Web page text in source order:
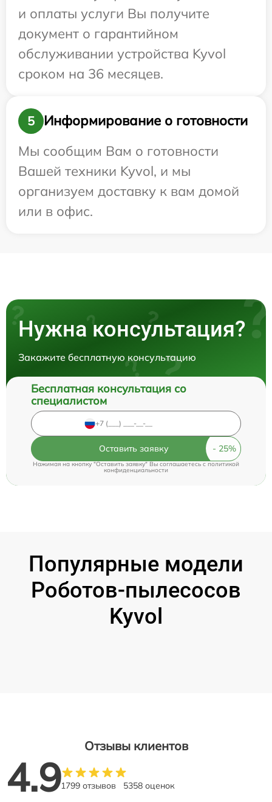
и оплаты услуги Вы получите
документ о гарантийном
обслуживании устройства Kyvol
сроком на 36 месяцев.
5
Информирование о готовности
Мы сообщим Вам о готовности
Вашей техники Kyvol, и мы
организуем доставку к вам домой
или в офис.
Нужна консультация?
Закажите бесплатную консультацию
Бесплатная консультация со
специалистом
Оставить заявку
Нажимая на кнопку "Оставить заявку" Вы соглашаетесь cполитикой
конфиденциальности
Популярные модели
Роботов-пылесосов
Kyvol
Отзывы клиентов
4.91799 отзывов 5358 оценок